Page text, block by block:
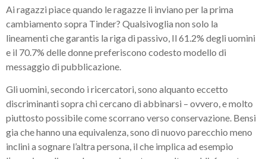
Ai ragazzi piace quando le ragazze li inviano per la prima
cambiamento sopra Tinder? Qualsivoglia non solo la
lineamenti che garantis la riga di passivo, Il 61.2% degli uomini
e il 70.7% delle donne preferiscono codesto modello di
messaggio di pubblicazione.
Gli uomini, secondo i ricercatori, sono alquanto eccetto
discriminanti sopra chi cercano di abbinarsi – ovvero, e molto
piuttosto possibile come scorrano verso conservazione. Bensi
gia che hanno una equivalenza, sono di nuovo parecchio meno
inclini a sognare l’altra persona, il che implica ad esempio